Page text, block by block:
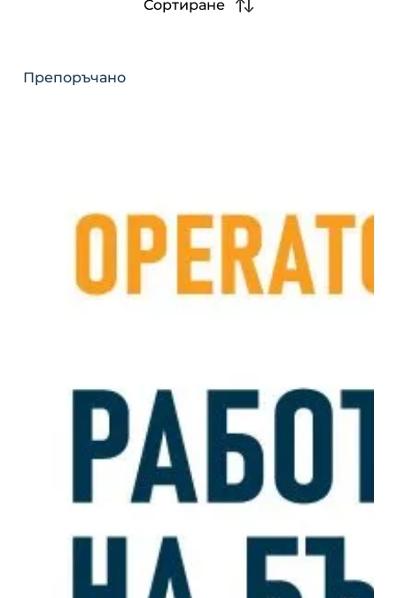
Сортиране
Препоръчано